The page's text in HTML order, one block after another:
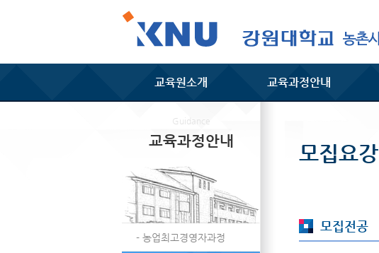
교육원소개 교육과정안내
Guidance
교육과정안내
- 농업최고경영자과정
모집요강
모집전공